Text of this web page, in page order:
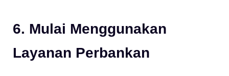
6. Mulai Menggunakan
Layanan Perbankan